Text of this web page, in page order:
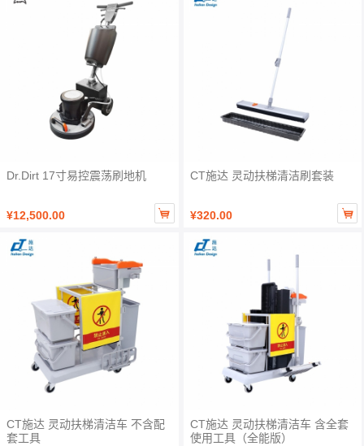
Dr.Dirt 17寸易控震荡刷地机
¥12,500.00 
CT施达 灵动扶梯清洁刷套装
¥320.00 
CT施达 灵动扶梯清洁车 不含配
套工具
CT施达 灵动扶梯清洁车 含全套
使用工具（全能版）